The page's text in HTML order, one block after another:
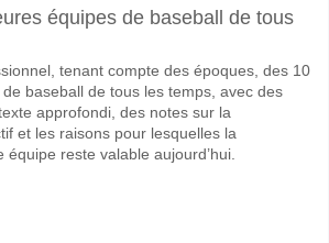
équipes de baseball de tous
tenant compte des époques, des 10
baseball de tous les temps, avec des
approfondi, des notes sur la
et les raisons pour lesquelles la
reste valable aujourd’hui.